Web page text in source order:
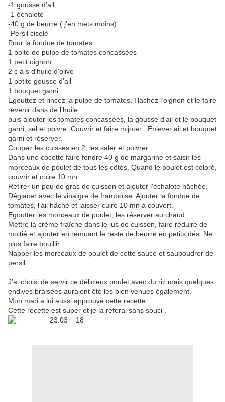
-1 gousse d'ail
-1 échalote
-40 g de beurre ( j'en mets moins)
-Persil ciselé
Pour la fondue de tomates :
1 boite de pulpe de tomates concassées
1 petit oignon
2 c à s d'huile d'olive
1 petite gousse d'ail
1 bouquet garni
Egouttez et rincez la pulpe de tomates. Hachez l’oignon et le faire
revenir dans de l’huile
puis ajouter les tomates concassées, la gousse d'ail et le bouquet
garni, sel et poivre. Couvrir et faire mijoter . Enlever ail et bouquet
garni et réserver.
Coupez les cuisses en 2, les saler et poivrer.
Dans une cocotte faire fondre 40 g de margarine et saisir les
morceaux de poulet de tous les côtés. Quand le poulet est coloré,
couvrir et cuire 10 mn.
Retirer un peu de gras de cuisson et ajouter l'échalote hâchée.
Déglacer avec le vinaigre de framboise. Ajouter la fondue de
tomates, l'ail hâché et laisser cuire 10 mn à couvert.
Egoutter les morceaux de poulet, les réserver au chaud.
Mettre la crème fraîche dans le jus de cuisson, faire réduire de
moitié et ajouter en remuant le reste de beurre en petits dés. Ne
plus faire bouillir.
Napper les morceaux de poulet de cette sauce et saupoudrer de
persil.
J’ai choisi de servir ce délicieux poulet avec du riz mais quelques
endives braisées auraient été les bien venues également.
Mon mari a lui aussi approuvé cette recette.
Cette recette est super et je la referai sans souci .